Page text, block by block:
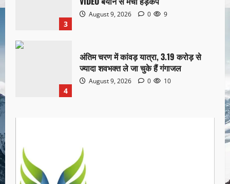
3
August 9, 2026 0 9
4
अंतिम चरण में कांवड़ यात्रा, 3.19 करोड़ से
ज्यादा शवभक्त ले जा चुके हैं गंगाजल
August 9, 2026 0 10